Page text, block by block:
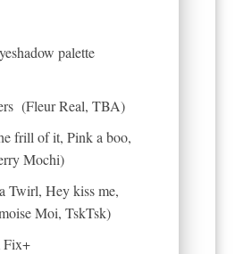
palette
(Fleur Real, TBA)
frill of it, Pink a boo,
Mochi)
Twirl, Hey kiss me,
Moi, TskTsk)
Fix+